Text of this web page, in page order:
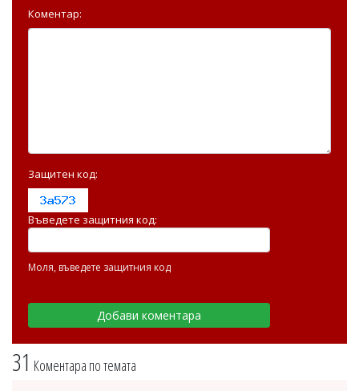
31 Коментара по темата
Коментар:
Защитен код:
Въведете защитния код:
Моля, въведете защитния код